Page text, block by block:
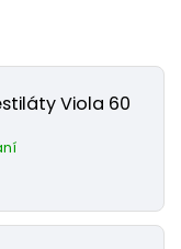
Viola 60